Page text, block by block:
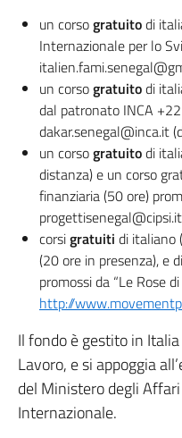
un corsogratuitodi
Internazionale per lo
un corsogratuitodi
dal patronato INCA
dakar.senegal@inca.it
un corsogratuitodi
distanza) e un corso
finanziaria (50 ore)
corsigratuiti di italiano
(20 ore in presenza), e
promossi da “Le Rose
http://
Il fondo è gestito in
Lavoro, e si appoggia
del Ministero degli
Internazionale.